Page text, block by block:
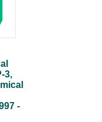
3,
-